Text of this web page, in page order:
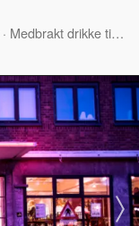
· Medbrakt drikke tillatt